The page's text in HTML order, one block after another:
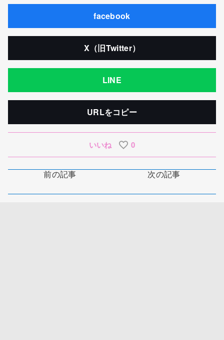
facebook
X（旧Twitter）
LINE
URLをコピー
いいね 0
前の記事 次の記事